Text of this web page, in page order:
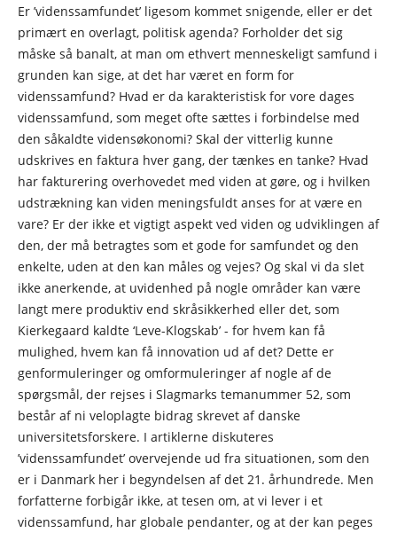
Er ’videnssamfundet’ ligesom kommet snigende, eller er det
primært en overlagt, politisk agenda? Forholder det sig
måske så banalt, at man om ethvert menneskeligt samfund i
grunden kan sige, at det har været en form for
videnssamfund? Hvad er da karakteristisk for vore dages
videnssamfund, som meget ofte sættes i forbindelse med
den såkaldte vidensøkonomi? Skal der vitterlig kunne
udskrives en faktura hver gang, der tænkes en tanke? Hvad
har fakturering overhovedet med viden at gøre, og i hvilken
udstrækning kan viden meningsfuldt anses for at være en
vare? Er der ikke et vigtigt aspekt ved viden og udviklingen af
den, der må betragtes som et gode for samfundet og den
enkelte, uden at den kan måles og vejes? Og skal vi da slet
ikke anerkende, at uvidenhed på nogle områder kan være
langt mere produktiv end skråsikkerhed eller det, som
Kierkegaard kaldte ‘Leve-Klogskab’ - for hvem kan få
mulighed, hvem kan få innovation ud af det? Dette er
genformuleringer og omformuleringer af nogle af de
spørgsmål, der rejses i Slagmarks temanummer 52, som
består af ni veloplagte bidrag skrevet af danske
universitetsforskere. I artiklerne diskuteres
’videnssamfundet’ overvejende ud fra situationen, som den
er i Danmark her i begyndelsen af det 21. århundrede. Men
forfatterne forbigår ikke, at tesen om, at vi lever i et
videnssamfund, har globale pendanter, og at der kan peges